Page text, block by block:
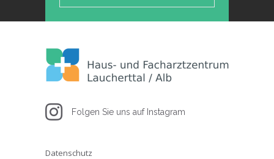
Folgen Sie uns auf Instagram
Datenschutz